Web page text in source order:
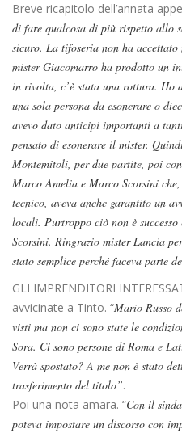
Breve ricapitolo dell’annata
di fare qualcosa di più rispetto allo
sicuro. La tifoseria non ha
mister Giacomarro ha prodotto un
in rivolta, c’è stata una rottura. Ho
una sola persona da esonerare o
avevo dato anticipi importanti a
pensato di esonerare il mister.
Montemitoli, per due partite, poi
Marco Amelia e Marco Scorsini
tecnico, aveva anche garantito un
locali. Purtroppo ciò non è
Scorsini. Ringrazio mister Lancia
stato semplice perché faceva parte
GLI IMPRENDITORI
avvicinate a Tinto. “Mario Russo
visti ma non ci sono state le
Sora. Ci sono persone di Roma e
Verrà spostato? A me non è stato
trasferimento del titolo”.
Poi una nota amara. “Con il
poteva impostare un discorso con